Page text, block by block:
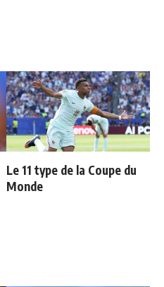
Le 11 type de la Coupe du
Monde